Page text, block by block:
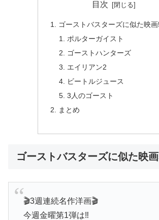
目次
ゴーストバスターズに似た映画
ポルターガイスト
ゴーストハンターズ
エイリアン2
ビートルジュース
3人のゴースト
まとめ
ゴーストバスターズに似た映画
🎬3週連続名作洋画🎬
今週金曜第1弾は‼️